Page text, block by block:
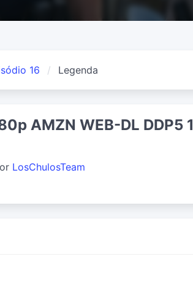
16 Legenda
AMZN WEB-DL DDP5 1
LosChulosTeam